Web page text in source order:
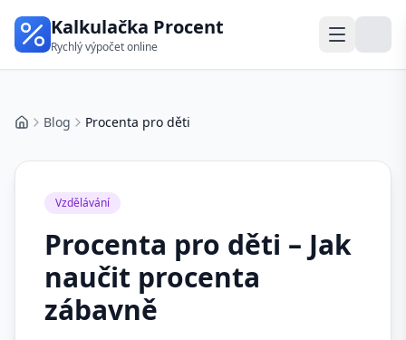
Kalkulačka Procent
Rychlý výpočet online
DomůBlog Procenta pro děti
Vzdělávání
Procenta pro děti – Jak
naučit procenta
zábavně